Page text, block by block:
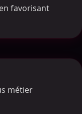
favorisant
métier